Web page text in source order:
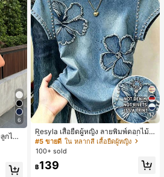
6
กไม้
าด้า
ใน สีกากี เสื้อสตรี เสื้อเบลาส์ & Tee
ใน สีกากี เสื้อสตรี เสื้อเบลาส์ & Tee
17
Resyla เสื้อยืดผู้หญิง ลายพิมพ์ดอกไม้สี
น้ำเงินวินเทจ เสื้อสำหรับออกไปเที่ยวฤ
ดูร้อน ดีไซน์กราฟิก สบายๆ อเนกประสง
ค์ สวมใส่ประจำวัน กลางแจ้ง ช้อปปิ้ง ท่
องเที่ยวกลางแจ้ง
#5 ขายดี ใน หลากสี เสื้อยืดผู้หญิง
100+ sold
฿139